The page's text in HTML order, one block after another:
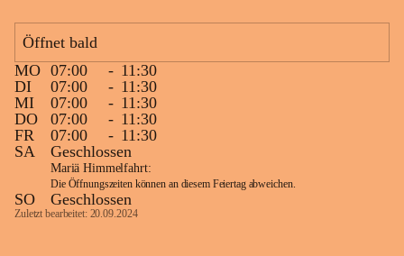
Öffnet bald
MO 07:00 - 11:30
DI
07:00 - 11:30
MI
07:00 - 11:30
DO
07:00 - 11:30
FR
07:00 - 11:30
SA
Geschlossen
Mariä Himmelfahrt:
Die Öffnungszeiten können an diesem Feiertag abweichen.
SO Geschlossen
Zuletzt bearbeitet: 20.09.2024